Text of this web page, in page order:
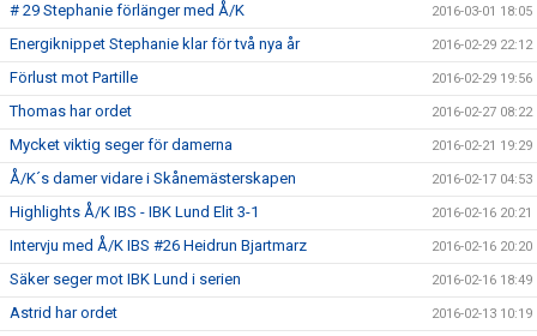
# 29 Stephanie förlänger med Å/K 2016-03-01 18:05
Energiknippet Stephanie klar för två nya år 2016-02-29 22:12
Förlust mot Partille 2016-02-29 19:56
Thomas har ordet 2016-02-27 08:22
Mycket viktig seger för damerna 2016-02-21 19:29
Å/K´s damer vidare i Skånemästerskapen 2016-02-17 04:53
Highlights Å/K IBS - IBK Lund Elit 3-1 2016-02-16 20:21
Intervju med Å/K IBS #26 Heidrun Bjartmarz 2016-02-16 20:20
Säker seger mot IBK Lund i serien 2016-02-16 18:49
Astrid har ordet 2016-02-13 10:19